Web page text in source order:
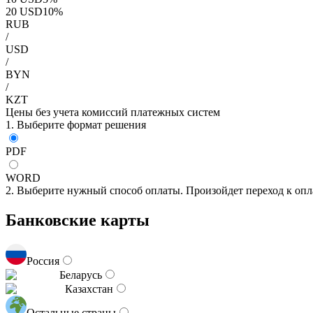
20 USD10%
RUB
/
USD
/
BYN
/
KZT
Цены без учета комиссий платежных систем
1. Выберите формат решения
PDF
WORD
2. Выберите нужный способ оплаты. Произойдет переход к
Банковские карты
Россия
Беларусь
Казахстан